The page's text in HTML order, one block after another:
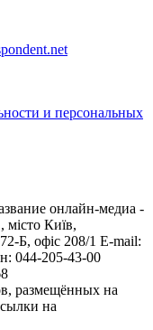
и персональных
онлайн-медиа -
місто Київ,
офіс 208/1 E-mail:
044-205-43-00
размещённых на
на